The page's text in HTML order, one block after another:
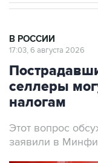
В РОССИИ
17:03, 6 августа 2026
селлеры
налогам
Этот вопрос
заявили в